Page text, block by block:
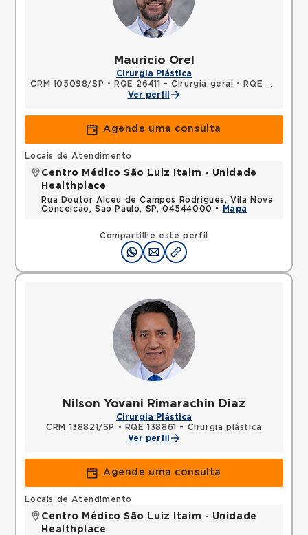
Mauricio Orel
Cirurgia Plástica
CRM 105098/SP • RQE 26411 - Cirurgia geral •
RQE 26412 - Cirurgia plástica
Ver perfil
Agende uma consulta
Compartilhe este perfil
Locais de Atendimento
Centro Médico São Luiz Itaim - Unidade
Healthplace
Rua Doutor Alceu de Campos Rodrigues, Vila Nova
Conceicao, Sao Paulo, SP, 04544000 •
Mapa
Nilson Yovani Rimarachin Diaz
Cirurgia Plástica
CRM 138821/SP
•
RQE 138861 - Cirurgia plástica
Ver perfil
Agende uma consulta
Locais de Atendimento
Centro Médico São Luiz Itaim - Unidade
Healthplace